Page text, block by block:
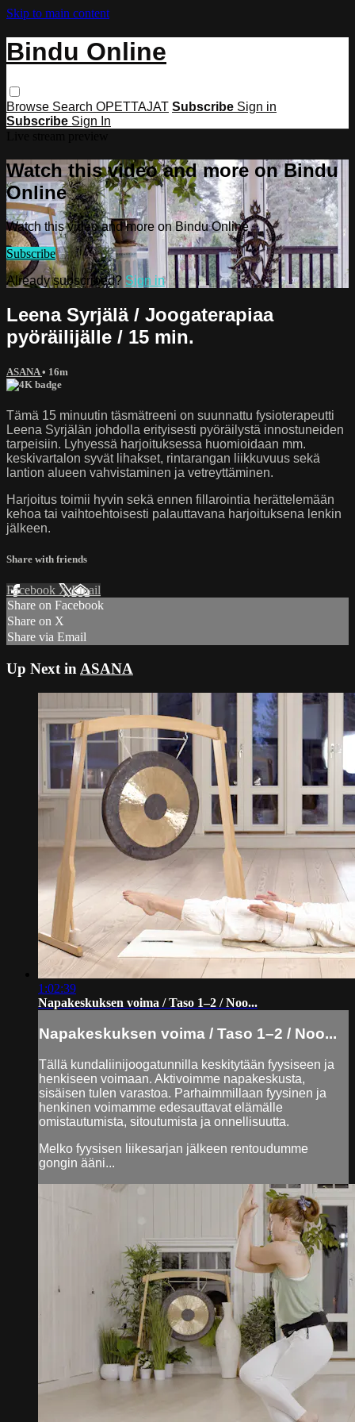
Skip to main content
Bindu Online
Browse Search OPETTAJAT Subscribe Sign in
Subscribe Sign In
Watch this video and more on Bindu
Online
Watch this video and more on Bindu Online
Subscribe
Already subscribed? Sign in
Leena Syrjälä / Joogaterapiaa
pyöräilijälle / 15 min.
ASANA• 16m
Tämä 15 minuutin täsmätreeni on suunnattu fysioterapeutti
Leena Syrjälän johdolla erityisesti pyöräilystä innostuneiden
tarpeisiin. Lyhyessä harjoituksessa huomioidaan mm.
keskivartalon syvät lihakset, rintarangan liikkuvuus sekä
lantion alueen vahvistaminen ja vetreyttäminen.
Harjoitus toimii hyvin sekä ennen fillarointia herättelemään
kehoa tai vaihtoehtoisesti palauttavana harjoituksena lenkin
jälkeen.
Share with friends
Facebook XEmail
Share on Facebook
Share on X
Share via Email
Up Next in ASANA
1:02:39
Napakeskuksen voima / Taso 1–2 / Noo...
Napakeskuksen voima / Taso 1–2 / Noo...
Tällä kundaliinijoogatunnilla keskitytään fyysiseen ja
henkiseen voimaan. Aktivoimme napakeskusta,
sisäisen tulen varastoa. Parhaimmillaan fyysinen ja
henkinen voimamme edesauttavat elämälle
omistautumista, sitoutumista ja onnellisuutta.
Melko fyysisen liikesarjan jälkeen rentoudumme
gongin ääni...